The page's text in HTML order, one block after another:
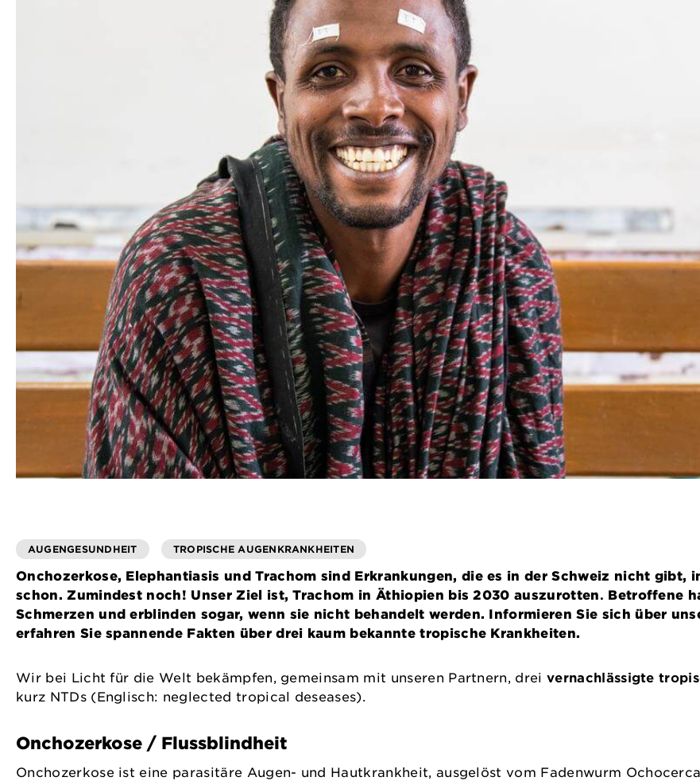
AUGENGESUNDHEIT TROPISCHE AUGENKRANKHEITEN
Onchozerkose, Elephantiasis und Trachom sind Erkrankungen, die es in der Schweiz nicht gibt,
schon. Zumindest noch! Unser Ziel ist, Trachom in Äthiopien bis 2030 auszurotten. Betroffene
Schmerzen und erblinden sogar, wenn sie nicht behandelt werden. Informieren Sie sich über
erfahren Sie spannende Fakten über drei kaum bekannte tropische Krankheiten.
Wir bei Licht für die Welt bekämpfen, gemeinsam mit unseren Partnern, drei vernachlässigte
kurz NTDs (Englisch: neglected tropical deseases).
Onchozerkose / Flussblindheit
Onchozerkose ist eine parasitäre Augen- und Hautkrankheit, ausgelöst vom Fadenwurm